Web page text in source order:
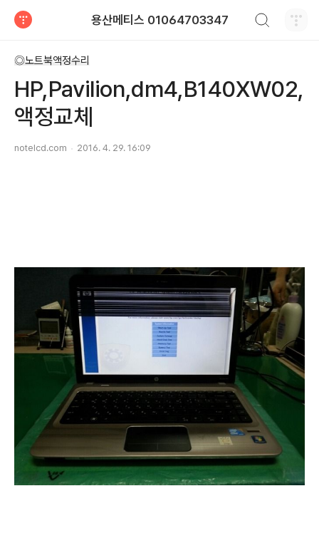
용산메티스 01064703347
◎노트북액정수리
HP,Pavilion,dm4,B140XW02,
액정교체
notelcd.com 2016. 4. 29. 16:09